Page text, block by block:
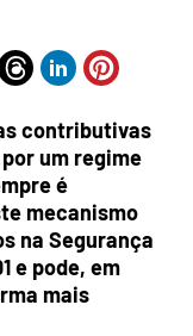
contributivas
um regime
é
mecanismo
na Segurança
e pode, em
mais